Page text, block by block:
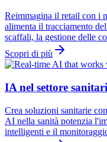
Reimmagina il retail con
alimenta il tracciamento
scaffali, la gestione delle
Scopri di più
IA nel settore
Crea soluzioni sanitarie
AI nella sanità potenzia
intelligenti e il